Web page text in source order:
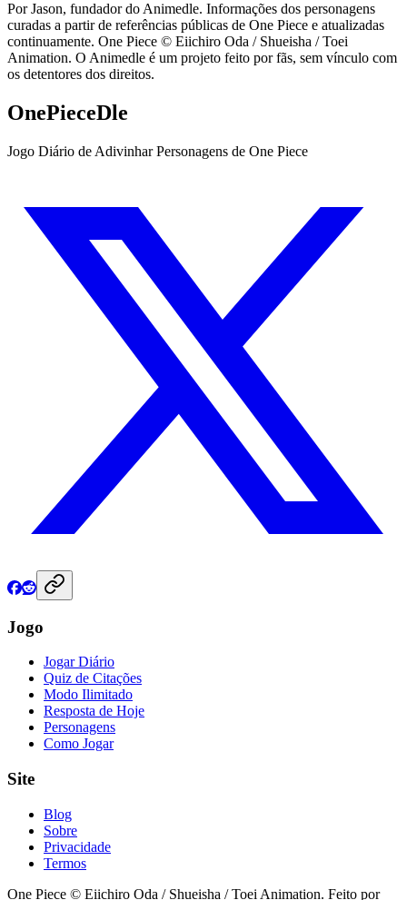
Por Jason, fundador do Animedle. Informações dos personagens
curadas a partir de referências públicas de One Piece e atualizadas
continuamente. One Piece © Eiichiro Oda / Shueisha / Toei
Animation. O Animedle é um projeto feito por fãs, sem vínculo com
os detentores dos direitos.
OnePieceDle
Jogo Diário de Adivinhar Personagens de One Piece
Jogo
Jogar Diário
Quiz de Citações
Modo Ilimitado
Resposta de Hoje
Personagens
Como Jogar
Site
Blog
Sobre
Privacidade
Termos
One Piece © Eiichiro Oda / Shueisha / Toei Animation. Feito por